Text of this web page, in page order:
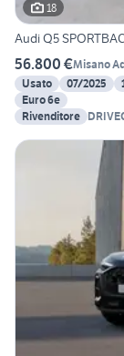
18
Audi Q5
56.800 €Misano
Usato
07/2025
Euro 6e
Rivenditore